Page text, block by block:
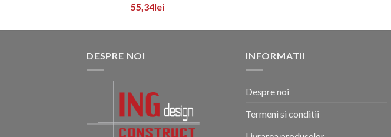
55,34lei
DESPRE NOI INFORMATII
Despre noi
Termeni si conditii